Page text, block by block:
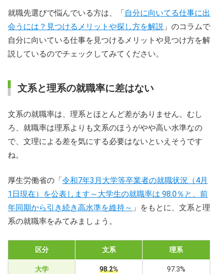
就職先選びで悩んでいる方は、「 自分に向いてる仕事に出
会うには？見つけるメリットや探し方を解説 」のコラムで
自分に向いている仕事を見つけるメリットや見つけ方を解
説しているのでチェックしてみてください。
文系と理系の就職率に差はない
文系の就職率は、理系とほとんど差がありません。むし
ろ、就職率は理系よりも文系のほうがやや高い水準なの
で、文理による差を気にする必要はないといえそうです
ね。
厚生労働省の「 令和7年3月大学等卒業者の就職状況（4月
1日現在）を公表します～大学生の就職率は 98.0％と、前
年同期から引き続き高水準を維持～ 」をもとに、文系と理
系の就職率をみてみましょう。
区分 文系 理系
大学 98.2% 97.3%